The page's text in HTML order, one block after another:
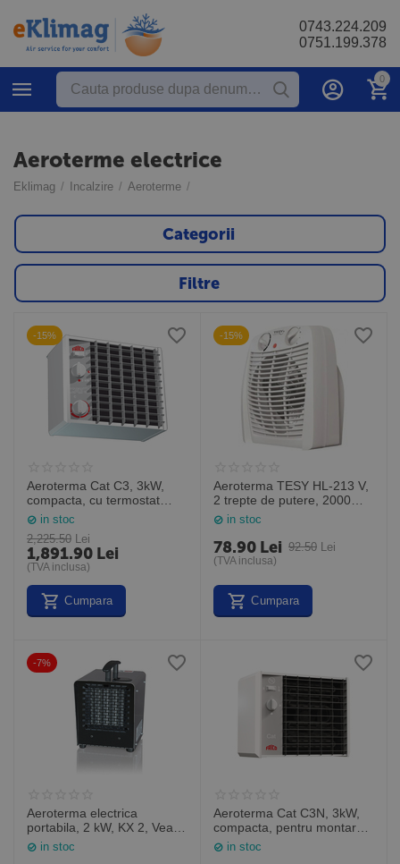
0743.224.209
0751.199.378
0
Aeroterme electrice
Eklimag / Incalzire / Aeroterme /
Categorii
Filtre
-15%
Aeroterma Cat C3, 3kW,
compacta, cu termostat
inclus, pentru montare pe
perete in spatii mici, Frico
Suedia
in stoc
2,225.50 Lei
1,891.90 Lei
(TVA inclusa)
Cumpara
-15%
Aeroterma TESY HL-213 V,
2 trepte de putere, 2000W,
alb, Tesy
in stoc
92.50 Lei
78.90 Lei
(TVA inclusa)
Cumpara
-7%
Aeroterma electrica
portabila, 2 kW, KX 2, Veab
Suedia
in stoc
Aeroterma Cat C3N, 3kW,
compacta, pentru montare
pe perete in spatii mici,
Frico Suedia
in stoc